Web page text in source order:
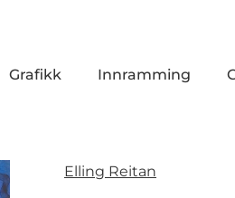
Grafikk Innramming
Elling Reitan